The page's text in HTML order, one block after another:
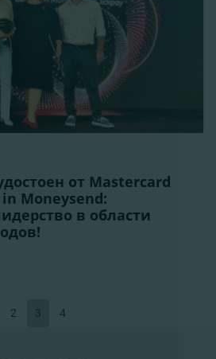
от Mastercard
Moneysend:
в области
2 3 4